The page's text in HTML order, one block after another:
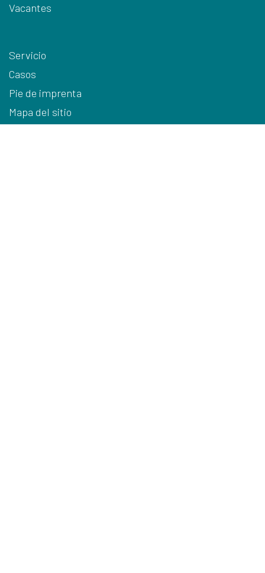
Vacantes
Servicio
Casos
Pie de imprenta
Mapa del sitio